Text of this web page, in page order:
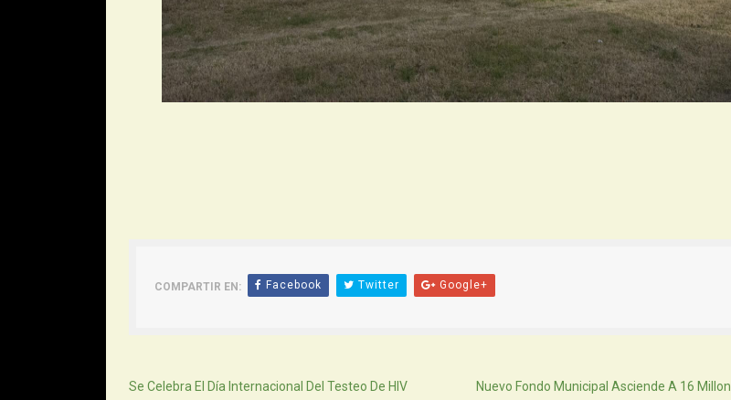
COMPARTIR EN: Facebook Twitter Google+
Se Celebra El Día Internacional Del Testeo De HIV
Nuevo Fondo Municipal Asciende A 16